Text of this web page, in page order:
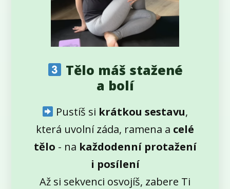
Tělo máš stažené
a bolí
Pustíš si krátkou sestavu,
která uvolní záda, ramena a celé
tělo - na každodenní protažení
i posílení
Až si sekvenci osvojíš, zabere Ti